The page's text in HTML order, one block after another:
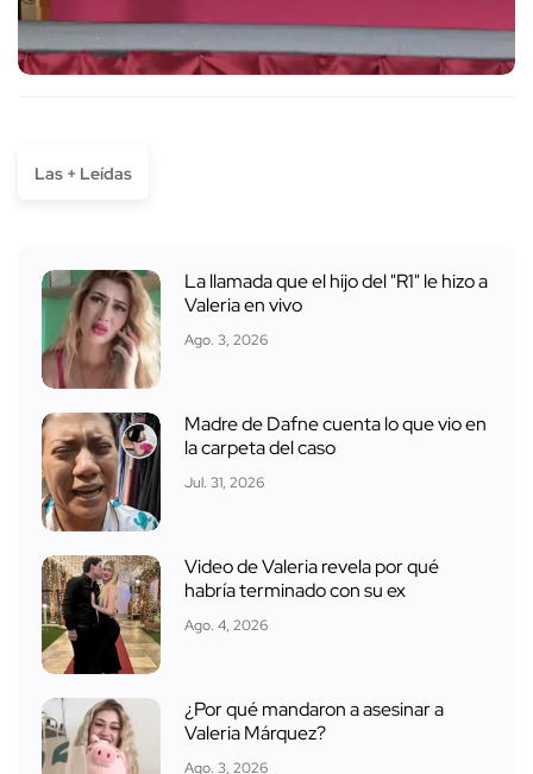
Las + Leídas
La llamada que el hijo del "R1" le hizo a
Valeria en vivo
Ago. 3, 2026
Madre de Dafne cuenta lo que vio en
la carpeta del caso
Jul. 31, 2026
Video de Valeria revela por qué
habría terminado con su ex
Ago. 4, 2026
¿Por qué mandaron a asesinar a
Valeria Márquez?
Ago. 3, 2026